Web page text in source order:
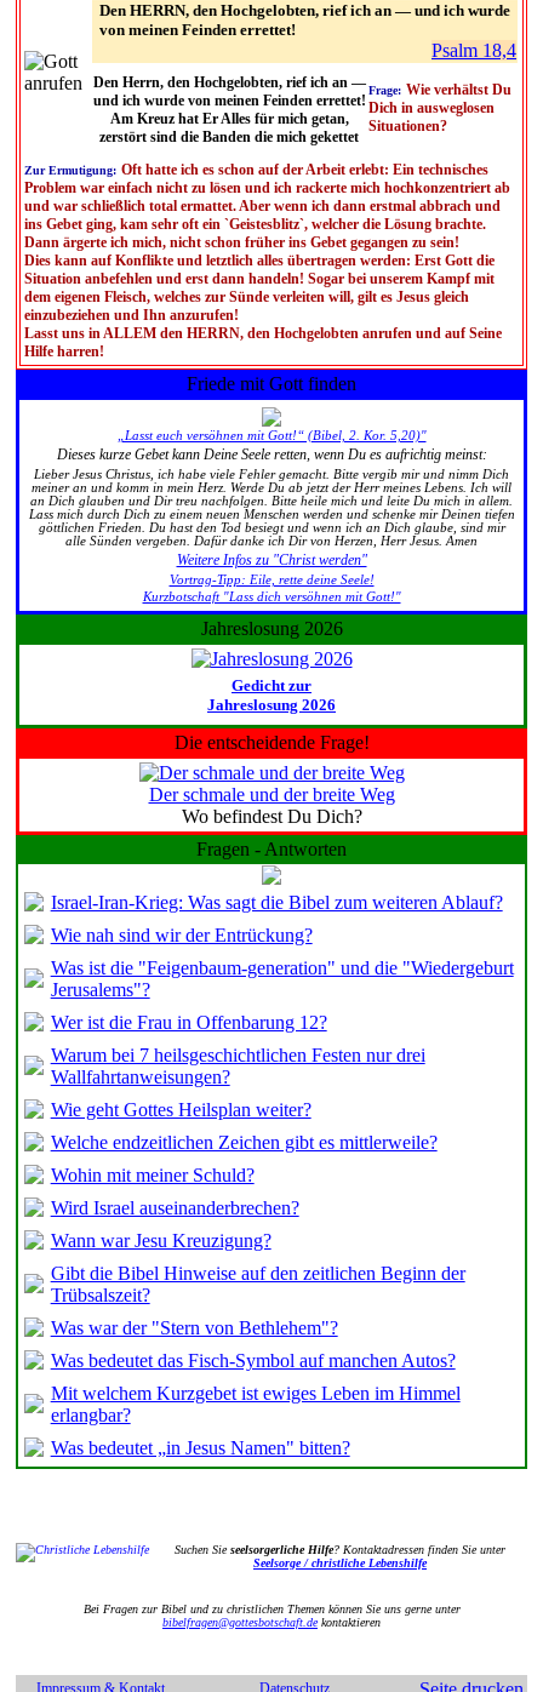
Den HERRN, den Hochgelobten, rief ich an — und ich wurde
von meinen Feinden errettet!
Psalm 18,4
Den Herrn, den Hochgelobten, rief ich an —
und ich wurde von meinen Feinden errettet!
Am Kreuz hat Er Alles für mich getan,
zerstört sind die Banden die mich gekettet
Frage: Wie verhältst Du
Dich in ausweglosen
Situationen?
Zur Ermutigung: Oft hatte ich es schon auf der Arbeit erlebt: Ein technisches
Problem war einfach nicht zu lösen und ich rackerte mich hochkonzentriert ab
und war schließlich total ermattet. Aber wenn ich dann erstmal abbrach und
ins Gebet ging, kam sehr oft ein `Geistesblitz`, welcher die Lösung brachte.
Dann ärgerte ich mich, nicht schon früher ins Gebet gegangen zu sein!
Dies kann auf Konflikte und letztlich alles übertragen werden: Erst Gott die
Situation anbefehlen und erst dann handeln! Sogar bei unserem Kampf mit
dem eigenen Fleisch, welches zur Sünde verleiten will, gilt es Jesus gleich
einzubeziehen und Ihn anzurufen!
Lasst uns in ALLEM den HERRN, den Hochgelobten anrufen und auf Seine
Hilfe harren!
Friede mit Gott finden
„Lasst euch versöhnen mit Gott!“ (Bibel, 2. Kor. 5,20)"
Dieses kurze Gebet kann Deine Seele retten, wenn Du es aufrichtig meinst:
Lieber Jesus Christus, ich habe viele Fehler gemacht. Bitte vergib mir und nimm Dich
meiner an und komm in mein Herz. Werde Du ab jetzt der Herr meines Lebens. Ich will
an Dich glauben und Dir treu nachfolgen. Bitte heile mich und leite Du mich in allem.
Lass mich durch Dich zu einem neuen Menschen werden und schenke mir Deinen tiefen
göttlichen Frieden. Du hast den Tod besiegt und wenn ich an Dich glaube, sind mir
alle Sünden vergeben. Dafür danke ich Dir von Herzen, Herr Jesus. Amen
Weitere Infos zu "Christ werden"
Vortrag-Tipp: Eile, rette deine Seele!
Kurzbotschaft "Lass dich versöhnen mit Gott!"
Jahreslosung 2026
Gedicht zur
Jahreslosung 2026
Die entscheidende Frage!
Der schmale und der breite Weg
Wo befindest Du Dich?
Fragen - Antworten
Israel-Iran-Krieg: Was sagt die Bibel zum weiteren Ablauf?
Wie nah sind wir der Entrückung?
Was ist die "Feigenbaum-generation" und die "Wiedergeburt
Jerusalems"?
Wer ist die Frau in Offenbarung 12?
Warum bei 7 heilsgeschichtlichen Festen nur drei
Wallfahrtanweisungen?
Wie geht Gottes Heilsplan weiter?
Welche endzeitlichen Zeichen gibt es mittlerweile?
Wohin mit meiner Schuld?
Wird Israel auseinanderbrechen?
Wann war Jesu Kreuzigung?
Gibt die Bibel Hinweise auf den zeitlichen Beginn der
Trübsalszeit?
Was war der "Stern von Bethlehem"?
Was bedeutet das Fisch-Symbol auf manchen Autos?
Mit welchem Kurzgebet ist ewiges Leben im Himmel
erlangbar?
Was bedeutet „in Jesus Namen" bitten?
Suchen Sieseelsorgerliche Hilfe? Kontaktadressen finden Sie unter
Seelsorge / christliche Lebenshilfe
Bei Fragen zur Bibel und zu christlichen Themen können Sie uns gerne unter
bibelfragen@gottesbotschaft.dekontaktieren
Impressum & Kontakt Datenschutz